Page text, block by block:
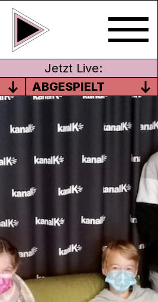
Jetzt Live:
ABGESPIELT
ZUM
toller Zukunftstag! Unter
Zemp schauten
Paula und Sophie
Radio macht, sondern
moderierten selber eine
ihr toll gemacht!
Sendung nachhören.